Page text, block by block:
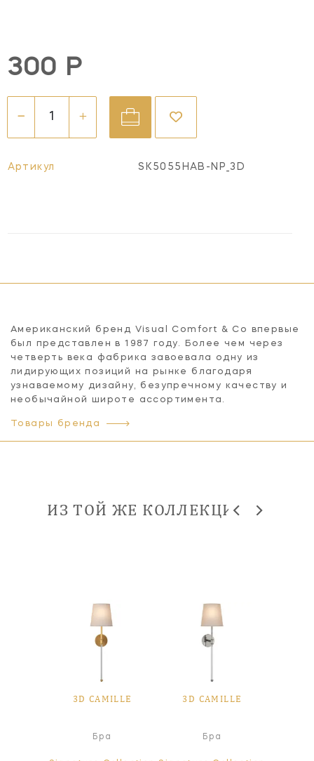
300 Р
Артикул SK5055HAB-NP_3D
Американский бренд Visual Comfort & Co впервые
был представлен в 1987 году. Более чем через
четверть века фабрика завоевала одну из
лидирующих позиций на рынке благодаря
узнаваемому дизайну, безупречному качеству и
необычайной широте ассортимента.
Товары бренда
ИЗ ТОЙ ЖЕ КОЛЛЕКЦИИ
3D CAMILLE
Бра
3D CAMILLE
Бра